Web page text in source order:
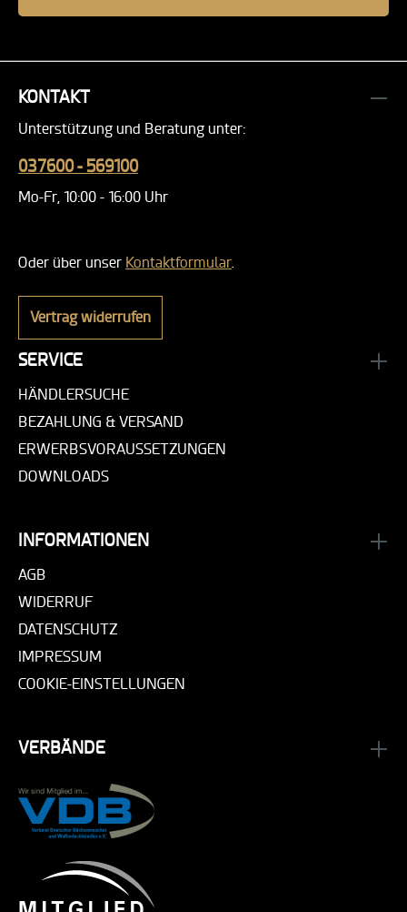
KONTAKT
Unterstützung und Beratung unter:
037600 - 569100
Mo-Fr, 10:00 - 16:00 Uhr
Oder über unser Kontaktformular.
Vertrag widerrufen
SERVICE
HÄNDLERSUCHE
BEZAHLUNG & VERSAND
ERWERBSVORAUSSETZUNGEN
DOWNLOADS
INFORMATIONEN
AGB
WIDERRUF
DATENSCHUTZ
IMPRESSUM
COOKIE-EINSTELLUNGEN
VERBÄNDE